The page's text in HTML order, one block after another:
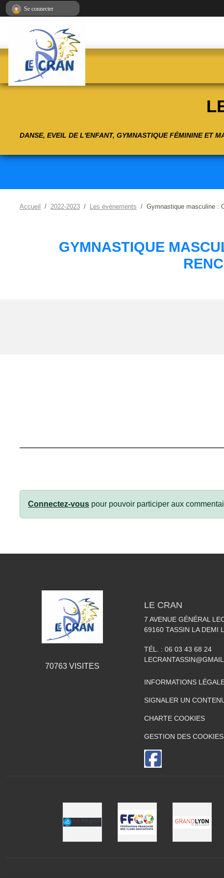
DANSE, EVEIL DE L'ENFANT, GYMNASTIQUE FÉMININE ET
Accueil 2022-2023 Les évènements Gymnastique masculine :
GYMNASTIQUE
Connectez-vous pour pouvoir participer aux
70763VISITES
LE CRAN
7 AVENUE GÉNÉRAL
69160 TASSIN LA DEMI
TÉL. : 06 03 43 68 24
INFORMATIONS
SIGNALER UN
CHARTE COOKIES
GESTION DES COOKIES
Se connecter
Panneau de gestion des cookies